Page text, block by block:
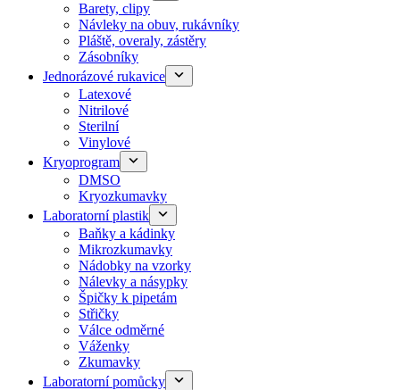
Barety, clipy
Návleky na obuv, rukávníky
Pláště, overaly, zástěry
Zásobníky
Jednorázové rukavice
Latexové
Nitrilové
Sterilní
Vinylové
Kryoprogram
DMSO
Kryozkumavky
Laboratorní plastik
Baňky a kádinky
Mikrozkumavky
Nádobky na vzorky
Nálevky a násypky
Špičky k pipetám
Střičky
Válce odměrné
Váženky
Zkumavky
Laboratorní pomůcky